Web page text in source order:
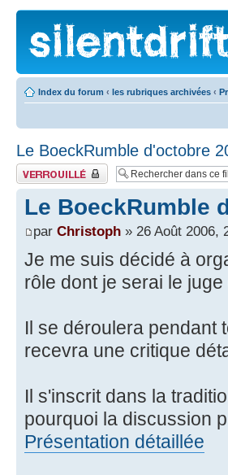
Index du forum ‹ les rubriques archivées ‹
Le BoeckRumble d'octobre
Fil verrouillé
Le BoeckRumble
par Christoph » 26 Août 2006,
Je me suis décidé à
rôle dont je serai le juge
Il se déroulera pendant
recevra une critique
Il s'inscrit dans la
pourquoi la discussion
Présentation détaillée